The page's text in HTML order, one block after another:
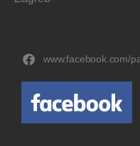
www.facebook.com/